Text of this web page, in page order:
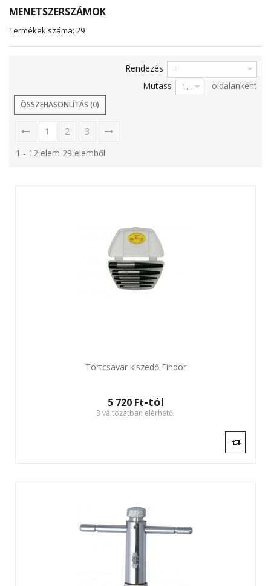
MENETSZERSZÁMOK
Termékek száma: 29
Rendezés --
Mutass 12 oldalanként
ÖSSZEHASONLÍTÁS (0)
1 2
3
1 - 12 elem 29 elemből
Törtcsavar kiszedő Findor
5 720 Ft‎-tól
3 változatban elérhető.